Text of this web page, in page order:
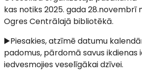
kas notiks 2025. gada 28.novembrī
Ogres Centrālajā bibliotēkā.
▶️Piesakies, atzīmē datumu
padomus, pārdomā savus ikdienas
iedvesmojies veselīgākai dzīvei.